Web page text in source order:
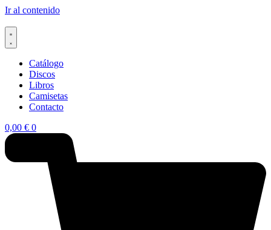
Ir al contenido
Catálogo
Discos
Libros
Camisetas
Contacto
0,00 € 0